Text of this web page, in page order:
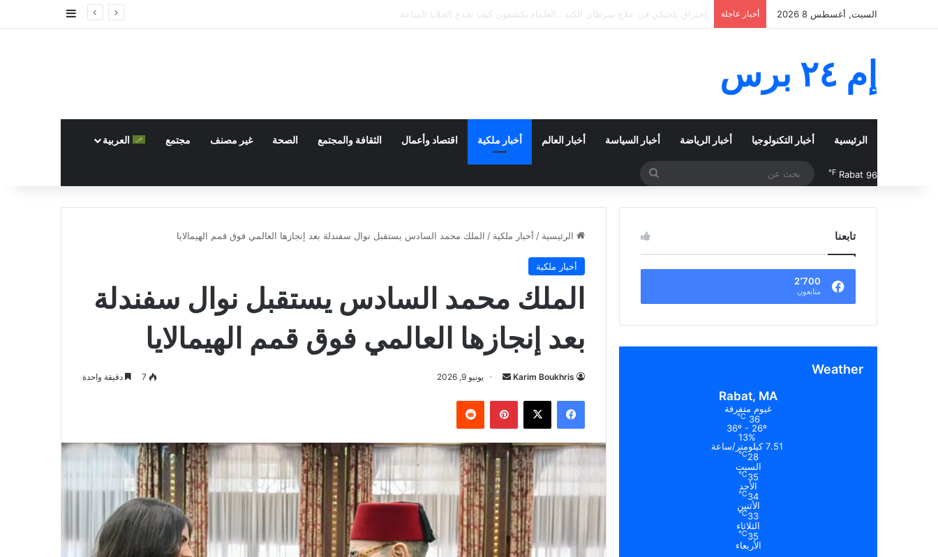
السبت, أغسطس 8 2026 أخبار عاجلة حطام من صاروخ سبايس إكس يضرب القمر.. فوهة جديدة تثير اهتمام ناسا والعلماء إضافة عمود
إم ٢٤ برس
الرئيسية أخبار التكنولوجيا أخبار الرياضة أخبار السياسة أخبار العالم أخبار ملكية اقتصاد وأعمال الثقافة والمجتمع الصحة غير مصنف مجتمع العربية
Rabat 96
℉
بحث
الرئيسية / أخبار ملكية / الملك محمد السادس يستقبل نوال سفندلة بعد إنجازها العالمي فوق قمم الهيمالايا
أخبار ملكية
الملك محمد السادس يستقبل نوال سفندلة
بعد إنجازها العالمي فوق قمم الهيمالايا
Karim Boukhris
أرسل
إلكترونيا
يونيو 9, 2026 7 دقيقة واحدة
فيسبوك ‫X بينتيريست
تابعنا
2٬700
متابعون
Weather
Rabat, MA
غيوم متفرقة
36
℃
13%
7.51 كيلومتر/ساعة
28
℃
السبت
35
℃
الأحد
34
℃
الأثنين
33
℃
الثلاثاء
35
℃
الأربعاء